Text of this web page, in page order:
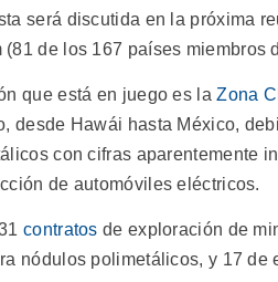
será discutida en la próxima
(81 de los 167 países miembros
que está en juego es laZona
desde Hawái hasta México,
con cifras aparentemente
de automóviles eléctricos.
contratos de exploración de
nódulos polimetálicos, y 17 de